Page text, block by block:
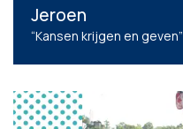
Jeroen
“Kansen krijgen en geven”